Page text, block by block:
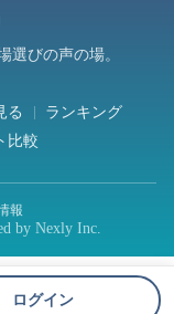
ログイン
選びの声の場。
る
ランキング
比較
報
by Nexly Inc.